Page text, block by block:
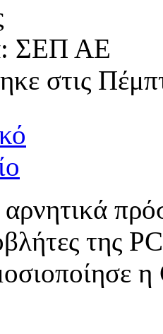
ΣΕΠ ΑΕ
στις
της
η